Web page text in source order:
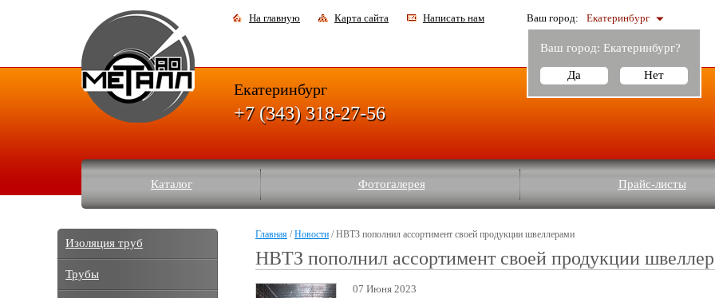
На главную Карта сайта Написать нам Ваш город: Екатеринбург
Ваш город: Екатеринбург?
Да Нет
Каталог Фотогалерея Прайс-листы
Екатеринбург
+7 (343) 318-27-56
Главная /Новости / НВТЗ пополнил ассортимент своей продукции швеллерами
НВТЗ пополнил ассортимент своей продукции
07 Июня 2023
Изоляция труб
Трубы